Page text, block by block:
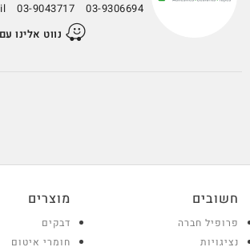
03-9306694
03-9043717
נווט אלינו עם waze
חשובים
פרופיל חברה
נציגויות
מוצרים
דבקים
חומרי איטום